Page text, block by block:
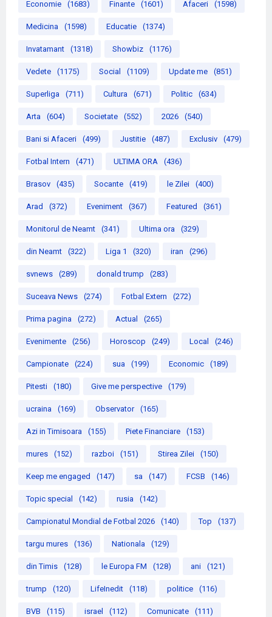
Economie (1683) Finante (1601) Afaceri (1598)
Medicina (1598) Educatie (1374)
Invatamant (1318) Showbiz (1176)
Vedete (1175) Social (1109) Update me (851)
Superliga (711) Cultura (671) Politic (634)
Arta (604) Societate (552) 2026 (540)
Bani si Afaceri (499) Justitie (487) Exclusiv (479)
Fotbal Intern (471) ULTIMA ORA (436)
Brasov (435) Socante (419) le Zilei (400)
Arad (372) Eveniment (367) Featured (361)
Monitorul de Neamt (341) Ultima ora (329)
din Neamt (322) Liga 1 (320) iran (296)
svnews (289) donald trump (283)
Suceava News (274) Fotbal Extern (272)
Prima pagina (272) Actual (265)
Evenimente (256) Horoscop (249) Local (246)
Campionate (224) sua (199) Economic (189)
Pitesti (180) Give me perspective (179)
ucraina (169) Observator (165)
Azi in Timisoara (155) Piete Financiare (153)
mures (152) razboi (151) Stirea Zilei (150)
Keep me engaged (147) sa (147) FCSB (146)
Topic special (142) rusia (142)
Campionatul Mondial de Fotbal 2026 (140) Top (137)
targu mures (136) Nationala (129)
din Timis (128) le Europa FM (128) ani (121)
trump (120) LifeInedit (118) politice (116)
BVB (115) israel (112) Comunicate (111)